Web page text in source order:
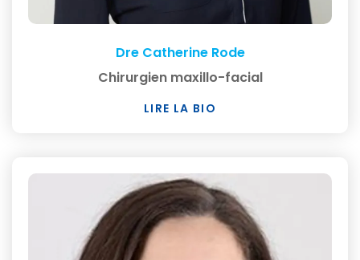
Dre Catherine Rode
Chirurgien maxillo-facial
LIRE LA BIO